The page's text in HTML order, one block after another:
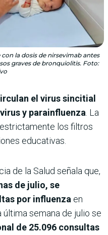
la dosis de nirsevimab antes
graves de bronquiolitis. Foto:
el virus sincitial
y parainfluenza . La
los filtros
educativas.
de la Salud señala que,
de julio, se
por influenza en
semana de julio se
de 25.096 consultas